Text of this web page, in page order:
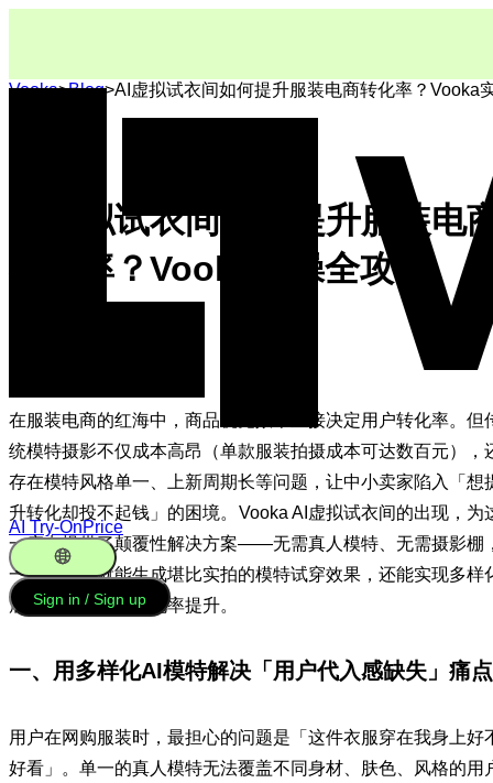
AI Try-OnPrice
English
Sign in / Sign up
Vooka>Blog>AI虚拟试衣间如何提升服装电商转化率？Vooka
AI虚拟试衣间如何提升服装电
转化率？Vooka实操全攻略
在服装电商的红海中，商品视觉效果直接决定用户转化率。但
统模特摄影不仅成本高昂（单款服装拍摄成本可达数百元），
存在模特风格单一、上新周期长等问题，让中小卖家陷入「想
升转化却投不起钱」的困境。Vooka AI虚拟试衣间的出现，为
一痛点提供了颠覆性解决方案——无需真人模特、无需摄影棚
一张平铺图就能生成堪比实拍的模特试穿效果，还能实现多样
展示，直接带动转化率提升。
一、用多样化AI模特解决「用户代入感缺失」痛点
用户在网购服装时，最担心的问题是「这件衣服穿在我身上好
好看」。单一的真人模特无法覆盖不同身材、肤色、风格的用